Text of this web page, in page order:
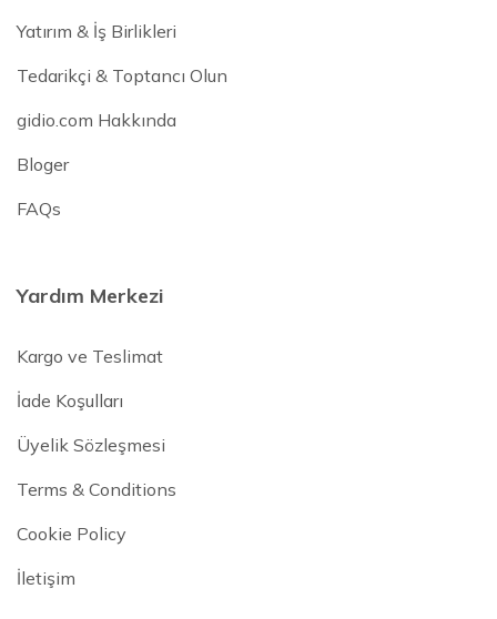
Yatırım & İş Birlikleri
Tedarikçi & Toptancı Olun
gidio.com Hakkında
Bloger
FAQs
Yardım Merkezi
Kargo ve Teslimat
İade Koşulları
Üyelik Sözleşmesi
Terms & Conditions
Cookie Policy
İletişim